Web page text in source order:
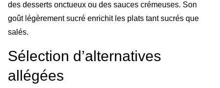
des desserts onctueux ou des sauces crémeuses. Son
goût légèrement sucré enrichit les plats tant sucrés que
salés.
Sélection d’alternatives
allégées